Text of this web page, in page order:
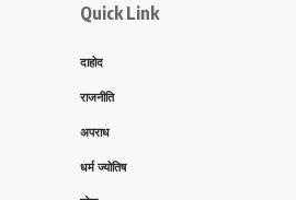
Quick Link
दाहोद
राजनीति
अपराध
धर्म ज्योतिष